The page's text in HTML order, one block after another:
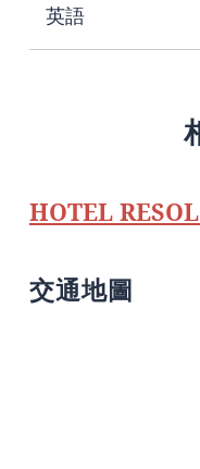
英語
HOTEL
交通地圖